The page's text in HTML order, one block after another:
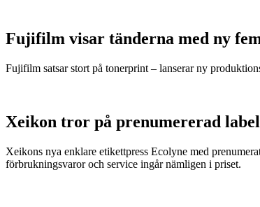
Fujifilm visar tänderna med ny
Fujifilm satsar stort på tonerprint – lanserar ny
Xeikon tror på prenumererad
Xeikons nya enklare etikettpress Ecolyne med
förbrukningsvaror och service ingår nämligen i priset.